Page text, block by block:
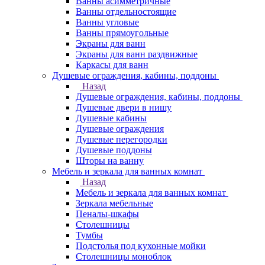
Ванны отдельностоящие
Ванны угловые
Ванны прямоугольные
Экраны для ванн
Экраны для ванн раздвижные
Каркасы для ванн
Душевые ограждения, кабины, поддоны
Назад
Душевые ограждения, кабины, поддоны
Душевые двери в нишу
Душевые кабины
Душевые ограждения
Душевые перегородки
Душевые поддоны
Шторы на ванну
Мебель и зеркала для ванных комнат
Назад
Мебель и зеркала для ванных комнат
Зеркала мебельные
Пеналы-шкафы
Столешницы
Тумбы
Подстолья под кухонные мойки
Столешницы моноблок